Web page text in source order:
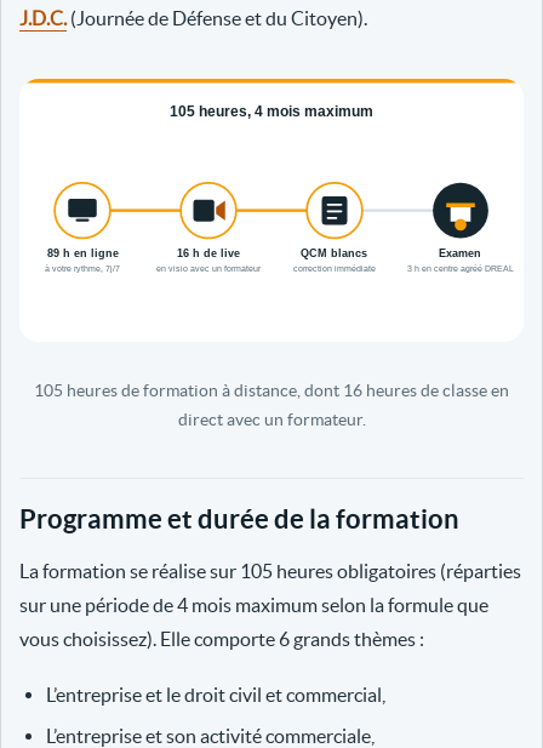
J.D.C.(Journée de Défense et du Citoyen).
105 heures de formation à distance, dont 16 heures de classe en
direct avec un formateur.
Programme et durée de la formation
La formation se réalise sur 105 heures obligatoires (réparties
sur une période de 4 mois maximum selon la formule que
vous choisissez). Elle comporte 6 grands thèmes :
L’entreprise et le droit civil et commercial,
L’entreprise et son activité commerciale,